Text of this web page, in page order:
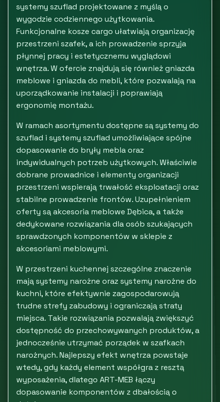
systemy szuflad projektowane z myślą o
wygodzie codziennego użytkowania.
Funkcjonalne kosze cargo ułatwiają organizację
przestrzeni szafek, a ich prowadzenie sprzyja
płynnej pracy i estetycznemu wyglądowi
wnętrza. W ofercie znajdują się również gniazda
meblowe i gniazda do mebli, które pozwalają na
uporządkowanie instalacji i poprawiają
ergonomię montażu.
W ramach asortymentu dostępne są systemy do
szuflad i systemy szuflad umożliwiające spójne
dopasowanie do bryły mebla oraz
indywidualnych potrzeb użytkowych. Właściwie
dobrane prowadnice i elementy organizacji
przestrzeni wspierają trwałość eksploatacji oraz
stabilne prowadzenie frontów. Uzupełnieniem
oferty są akcesoria meblowe Dębica, a także
dedykowane rozwiązania dla osób szukających
sprawdzonych komponentów w sklepie z
akcesoriami meblowymi.
W przestrzeni kuchennej szczególne znaczenie
mają systemy narożne oraz systemy narożne do
kuchni, które efektywnie zagospodarowują
trudne strefy zabudowy i ograniczają straty
miejsca. Takie rozwiązania pozwalają zwiększyć
dostępność do przechowywanych produktów, a
jednocześnie utrzymać porządek w szafkach
narożnych. Najlepszy efekt wnętrza powstaje
wtedy, gdy każdy element współgra z resztą
wyposażenia, dlatego ART-MEB łączy
dopasowanie komponentów z dbałością o